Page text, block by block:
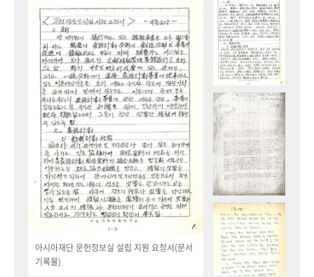
아시아재단 문헌정보실 설립 지원 요청서(문서
기록물)